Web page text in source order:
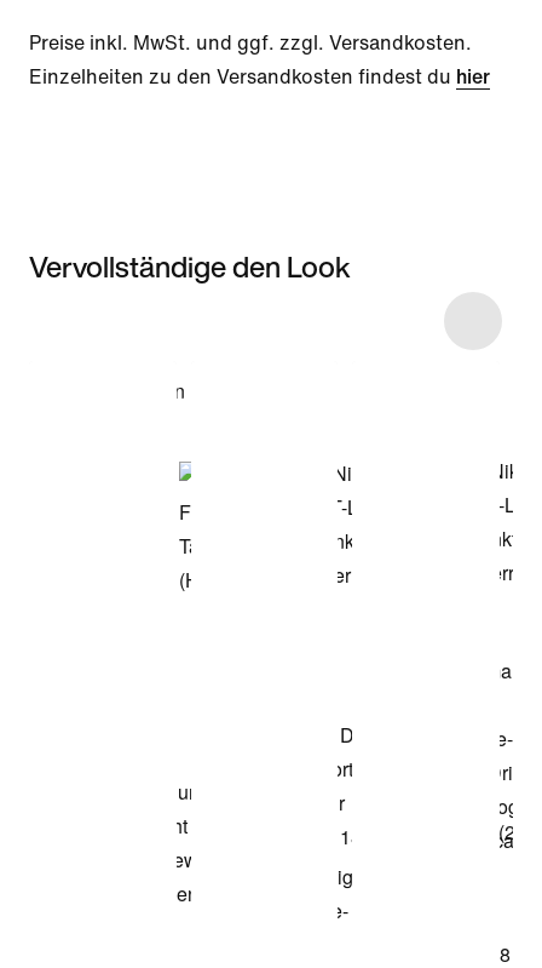
Preise inkl. MwSt. und ggf. zzgl. Versandkosten.
Einzelheiten zu den Versandkosten findest du hier
Vervollständige den Look
Modell anzeigen